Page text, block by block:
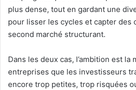
plus dense, tout en gardant une
pour lisser les cycles et capter des
second marché structurant.
Dans les deux cas, l’ambition est la
entreprises que les investisseurs
encore trop petites, trop risquées